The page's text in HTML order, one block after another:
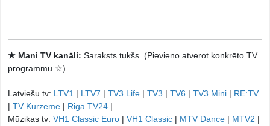
★ Mani TV kanāli: Saraksts tukšs. (Pievieno atverot konkrēto TV
programmu ☆)
Latviešu tv: LTV1 | LTV7 | TV3 Life | TV3 | TV6 | TV3 Mini | RE:TV
| TV Kurzeme | Riga TV24 |
Mūzikas tv: VH1 Classic Euro | VH1 Classic | MTV Dance | MTV2 |